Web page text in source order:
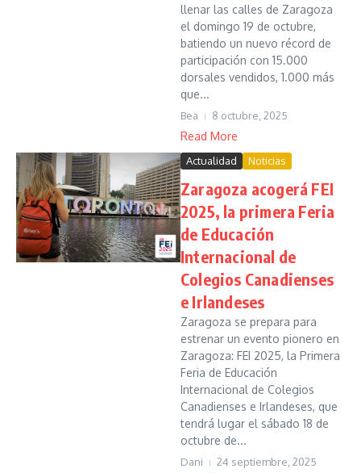
llenar las calles de Zaragoza
el domingo 19 de octubre,
batiendo un nuevo récord de
participación con 15.000
dorsales vendidos, 1.000 más
que...
Bea 8 octubre, 2025
Read More
Actualidad Noticias
Zaragoza acogerá FEI
2025, la primera Feria
de Educación
Internacional de
Colegios Canadienses
e Irlandeses
Zaragoza se prepara para
estrenar un evento pionero en
Zaragoza: FEI 2025, la Primera
Feria de Educación
Internacional de Colegios
Canadienses e Irlandeses, que
tendrá lugar el sábado 18 de
octubre de...
Dani 24 septiembre, 2025